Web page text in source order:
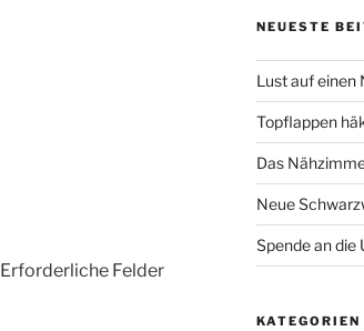
Erforderliche Felder
NEUESTE
Lust auf einen
Topflappen
Das
Neue
Spende an die
KATEGORIEN